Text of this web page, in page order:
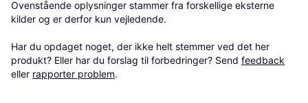
Ovenstående oplysninger stammer fra forskellige eksterne
kilder og er derfor kun vejledende.
Har du opdaget noget, der ikke helt stemmer ved det her
produkt? Eller har du forslag til forbedringer? Send feedback
eller rapporter problem.